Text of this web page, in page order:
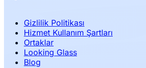
Gizlilik Politikası
Hizmet Kullanım Şartları
Ortaklar
Looking Glass
Blog